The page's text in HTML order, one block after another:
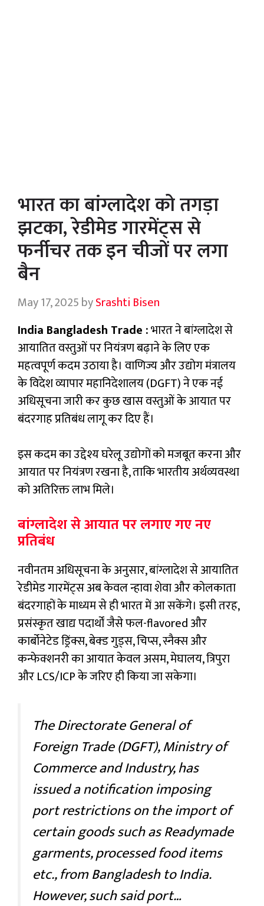
भारत का बांग्लादेश को तगड़ा
झटका, रेडीमेड गारमेंट्स से
फर्नीचर तक इन चीजों पर लगा
बैन
May 17, 2025bySrashti Bisen
India Bangladesh Trade :भारत ने बांग्लादेश से
आयातित वस्तुओं पर नियंत्रण बढ़ाने के लिए एक
महत्वपूर्ण कदम उठाया है। वाणिज्य और उद्योग मंत्रालय
के विदेश व्यापार महानिदेशालय (DGFT) ने एक नई
अधिसूचना जारी कर कुछ खास वस्तुओं के आयात पर
बंदरगाह प्रतिबंध लागू कर दिए हैं।
इस कदम का उद्देश्य घरेलू उद्योगों को मजबूत करना और
आयात पर नियंत्रण रखना है, ताकि भारतीय अर्थव्यवस्था
को अतिरिक्त लाभ मिले।
बांग्लादेश से आयात पर लगाए गए नए
प्रतिबंध
नवीनतम अधिसूचना के अनुसार, बांग्लादेश से आयातित
रेडीमेड गारमेंट्स अब केवल न्हावा शेवा और कोलकाता
बंदरगाहों के माध्यम से ही भारत में आ सकेंगे। इसी तरह,
प्रसंस्कृत खाद्य पदार्थों जैसे फल-flavored और
कार्बोनेटेड ड्रिंक्स, बेक्ड गुड्स, चिप्स, स्नैक्स और
कन्फेक्शनरी का आयात केवल असम, मेघालय, त्रिपुरा
और LCS/ICP के जरिए ही किया जा सकेगा।
The Directorate General of
Foreign Trade (DGFT), Ministry of
Commerce and Industry, has
issued a notification imposing
port restrictions on the import of
certain goods such as Readymade
garments, processed food items
etc., from Bangladesh to India.
However, such said port…